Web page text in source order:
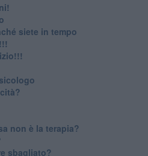
siete in tempo
non è la terapia?
sbagliato?